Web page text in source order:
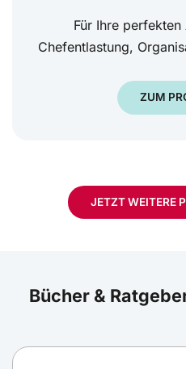
Für Ihre
Chefentlastung,
ZUM
JETZT WEITERE
Bücher &